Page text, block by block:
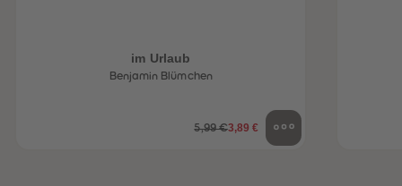
im Urlaub
Benjamin Blümchen
5,99 €3,89 €